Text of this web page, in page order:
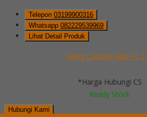
Telepon 03199900316
Whatsapp 082229539969
Lihat Detail Produk
Filling Cabinet Alba FC
*Harga Hubungi CS
Ready Stock
Hubungi Kami